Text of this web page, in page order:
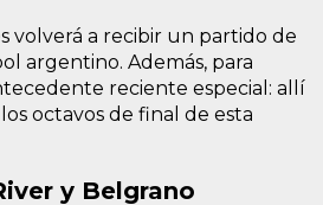
volverá a recibir un partido de
argentino. Además, para
reciente especial: allí
octavos de final de esta
y Belgrano